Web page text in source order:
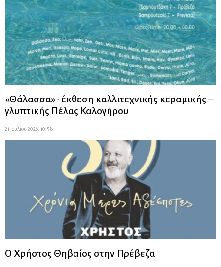
«Θάλασσα»- έκθεση καλλιτεχνικής κεραμικής –
γλυπτικής Πέλας Καλογήρου
21 Ιουλίου 2026, 10:58
Ο Χρήστος Θηβαίος στην Πρέβεζα